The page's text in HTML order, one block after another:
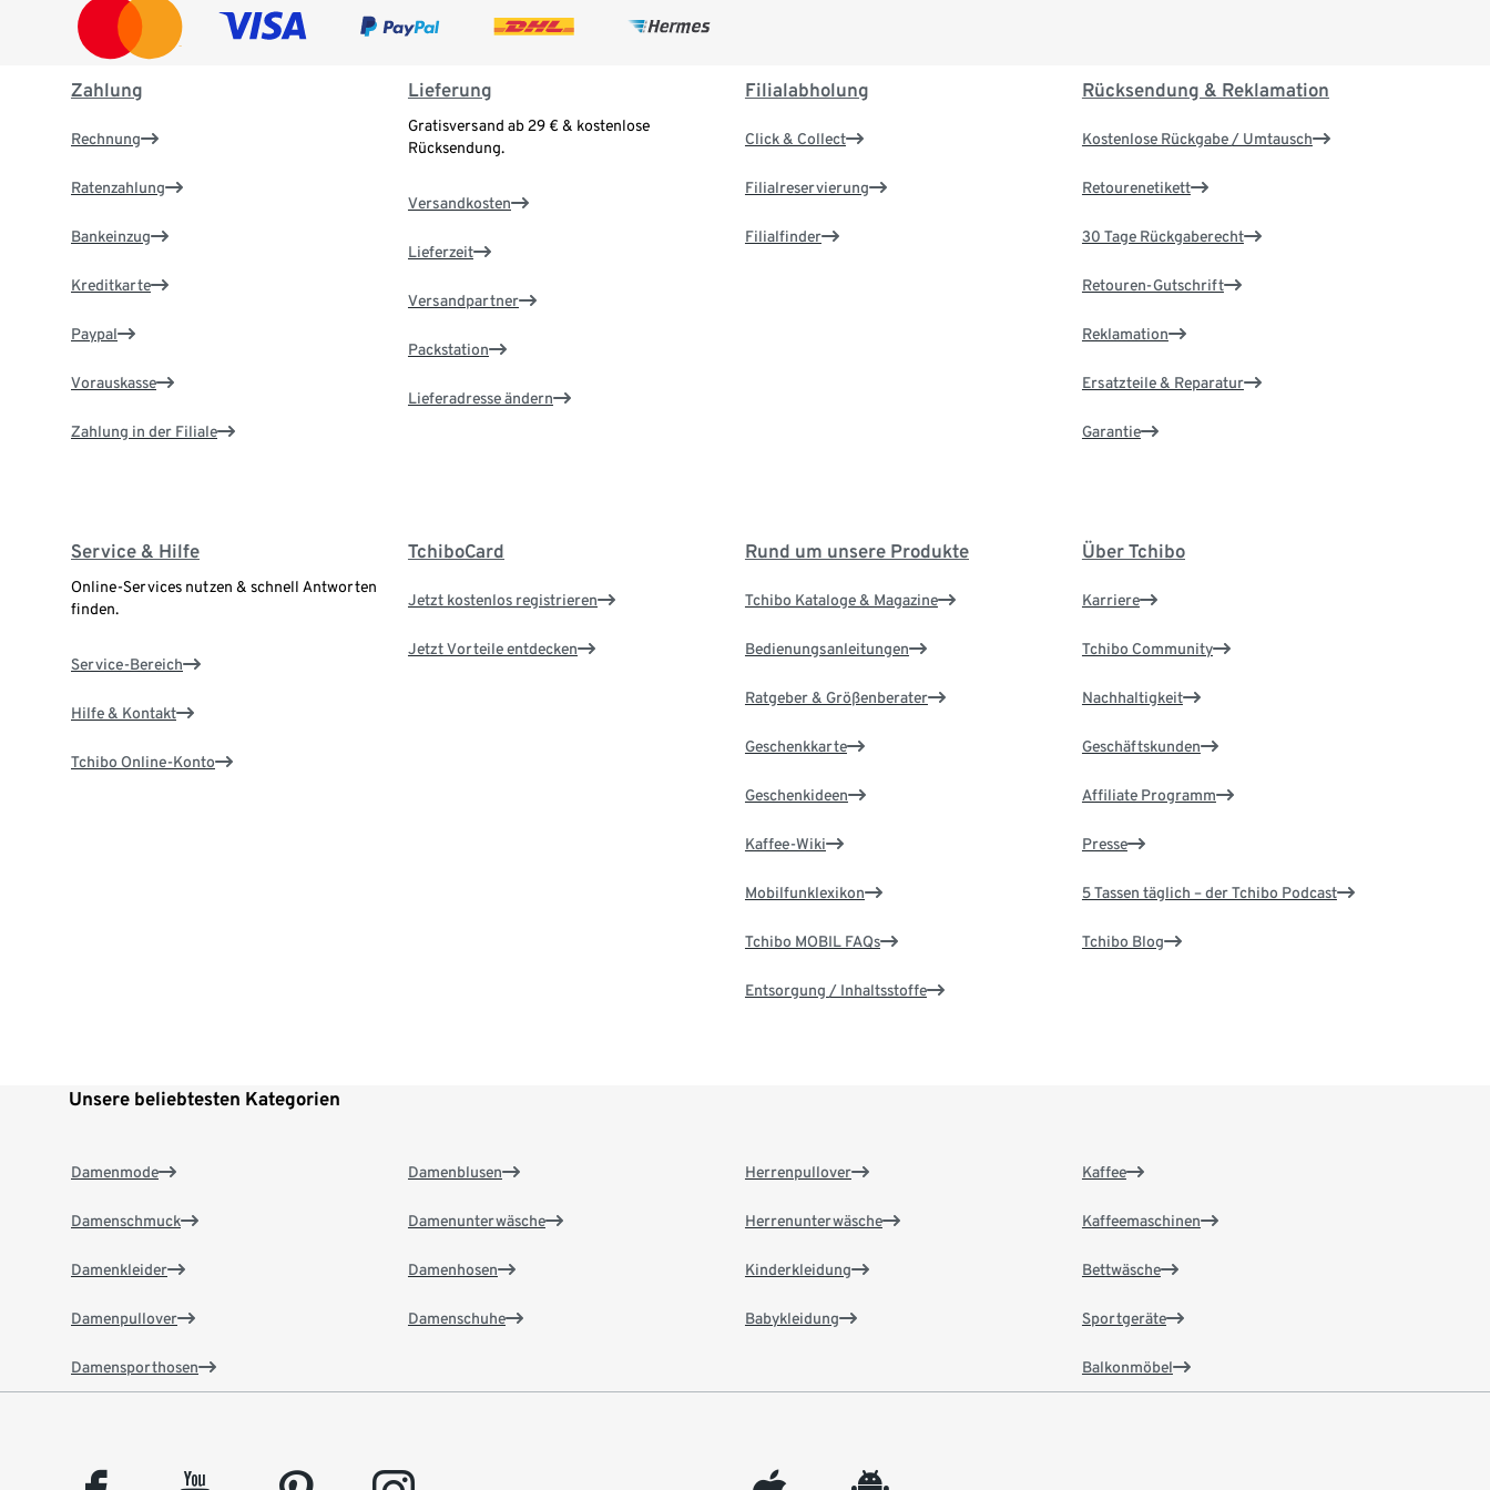
Zahlung
Rechnung
Ratenzahlung
Bankeinzug
Kreditkarte
Paypal
Vorauskasse
Zahlung in der Filiale
Lieferung
Gratisversand ab 29 € & kostenlose
Rücksendung.
Versandkosten
Lieferzeit
Versandpartner
Packstation
Lieferadresse ändern
Filialabholung
Click & Collect
Filialreservierung
Filialfinder
Rücksendung & Reklamation
Kostenlose Rückgabe / Umtausch
Retourenetikett
30 Tage Rückgaberecht
Retouren-Gutschrift
Reklamation
Ersatzteile & Reparatur
Garantie
Service & Hilfe
Online-Services nutzen & schnell Antworten
finden.
Service-Bereich
Hilfe & Kontakt
Tchibo Online-Konto
TchiboCard
Jetzt kostenlos registrieren
Jetzt Vorteile entdecken
Rund um unsere Produkte
Tchibo Kataloge & Magazine
Bedienungsanleitungen
Ratgeber & Größenberater
Geschenkkarte
Geschenkideen
Kaffee-Wiki
Mobilfunklexikon
Tchibo MOBIL FAQs
Entsorgung / Inhaltsstoffe
Über Tchibo
Karriere
Tchibo Community
Nachhaltigkeit
Geschäftskunden
Affiliate Programm
Presse
5 Tassen täglich – der Tchibo Podcast
Tchibo Blog
Unsere beliebtesten Kategorien
Damenmode
Damenschmuck
Damenkleider
Damenpullover
Damensporthosen
Damenblusen
Damenunterwäsche
Damenhosen
Damenschuhe
Herrenpullover
Herrenunterwäsche
Kinderkleidung
Babykleidung
Kaffee
Kaffeemaschinen
Bettwäsche
Sportgeräte
Balkonmöbel